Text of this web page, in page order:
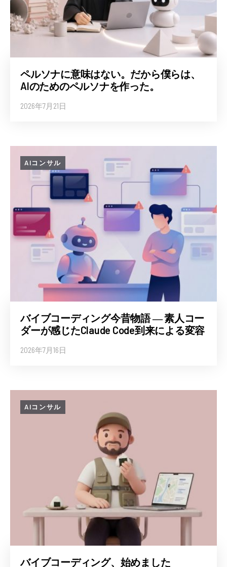
ペルソナに意味はない。だから僕らは、
AIのためのペルソナを作った。
2026年7月21日
AIコンサル
バイブコーディング今昔物語 ― 素人コー
ダーが感じたClaude Code到来による変容
2026年7月16日
AIコンサル
バイブコーディング、始めました